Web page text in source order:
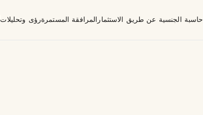
حاسبة الجنسية عن طريق الاستثمار المرافقة المستمرةرؤى وتحليلات